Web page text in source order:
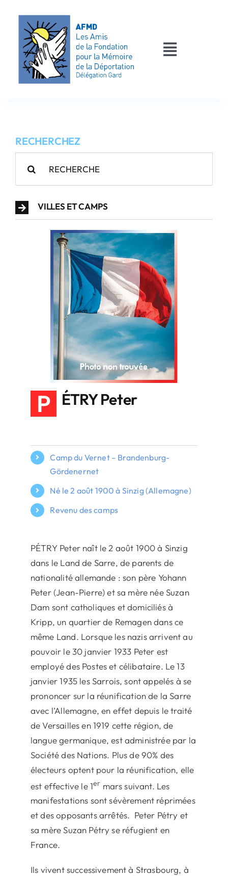
contenu
Toggle
AFMD 30
Les victimes
RECHERCHEZ
VILLES ET CAMPS
P ÉTRY Peter
Camp du Vernet – Brandenburg-
Gördenernet
Né le 2 août 1900 à Sinzig (Allemagne)
Revenu des camps
PÉTRY Peter naît le 2 août 1900 à Sinzig
dans le Land de Sarre, de parents de
nationalité allemande : son père Yohann
Peter (Jean-Pierre) et sa mère née Suzan
Dam sont catholiques et domiciliés à
Kripp, un quartier de Remagen dans ce
même Land. Lorsque les nazis arrivent au
pouvoir le 30 janvier 1933 Peter est
employé des Postes et célibataire. Le 13
janvier 1935 les Sarrois, sont appelés à se
prononcer sur la réunification de la Sarre
avec l’Allemagne, en effet depuis le traité
de Versailles en 1919 cette région, de
langue germanique, est administrée par la
Société des Nations. Plus de 90% des
électeurs optent pour la réunification, elle
est effective le 1er mars suivant. Les
manifestations sont sévèrement réprimées
et des opposants arrêtés. Peter Pétry et
sa mère Suzan Pétry se réfugient en
France.
Ils vivent successivement à Strasbourg, à